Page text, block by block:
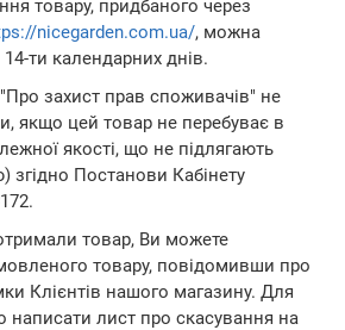
товару, придбаного через
nicegarden.com.ua/, можна
ти календарних днів.
захист прав споживачів" не
якщо цей товар не перебуває в
якості, що не підлягають
згідно Постанови Кабінету
товар, Ви можете
товару, повідомивши про
Клієнтів нашого магазину. Для
написати лист про скасування на